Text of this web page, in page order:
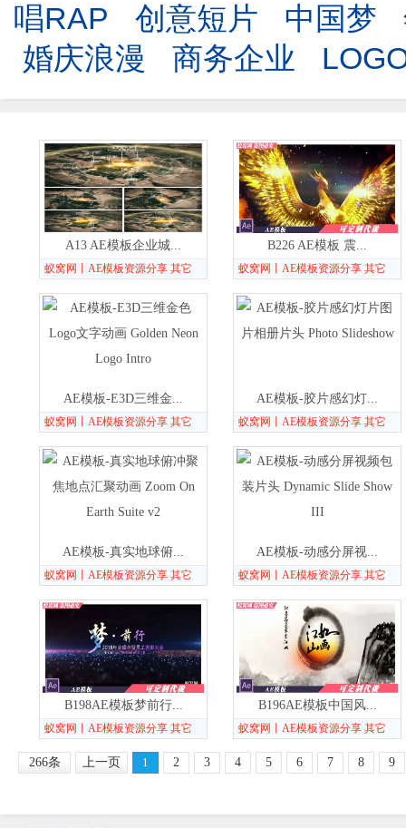
唱RAP
创意短片 中国梦
婚庆浪漫
商务企业
A13 AE模板企业城...
蚁窝网丨AE模板资源分享 其它
B226 AE模板 震...
蚁窝网丨AE模板资源分享 其它
AE模板-E3D三维金...
蚁窝网丨AE模板资源分享 其它
AE模板-胶片感幻灯...
蚁窝网丨AE模板资源分享 其它
AE模板-真实地球俯...
蚁窝网丨AE模板资源分享 其它
AE模板-动感分屏视...
蚁窝网丨AE模板资源分享 其它
B198AE模板梦前行...
蚁窝网丨AE模板资源分享 其它
B196AE模板中国风...
蚁窝网丨AE模板资源分享 其它
266条 上一页 1 2 3 4 5 6 7 8 9